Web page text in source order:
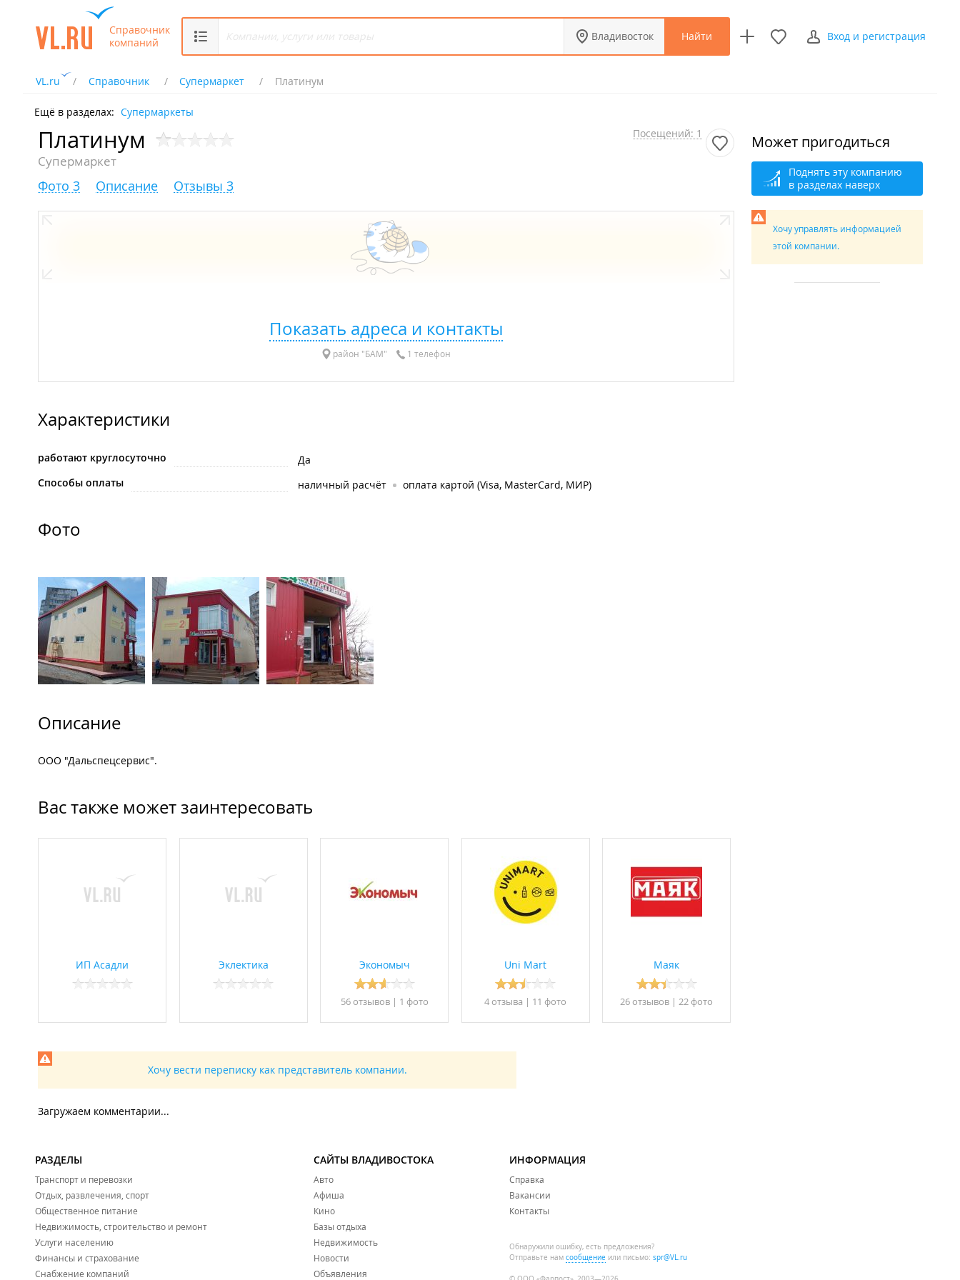
Справочник
компаний
Владивосток Найти Вход и регистрация
VL.ru Справочник Супермаркет Платинум
Ещё в разделах: Супермаркеты
Платинум
Супермаркет
Посещений: 1
Фото 3 Описание Отзывы 3
Показать адреса и контакты
район "БАМ" 1 телефон
Характеристики
работают круглосуточно
Да
Способы оплаты
наличный расчёт оплата картой (Visa, MasterCard, МИР)
Фото
Описание
ООО "Дальспецсервис".
Вас также может заинтересовать
ИП Асадли Эклектика Экономыч
56 отзывов| 1 фото
Uni Mart
4 отзывa | 11 фото
Маяк
26 отзывов | 22 фото
Хочу вести переписку как представитель компании.
Загружаем комментарии...
Может пригодиться
Поднять эту компанию
в разделах наверх
Хочу управлять информацией
этой компании.
РАЗДЕЛЫ
Транспорт и перевозки
Отдых, развлечения, спорт
Общественное питание
Недвижимость, строительство и ремонт
Услуги населению
Финансы и страхование
Снабжение компаний
САЙТЫ ВЛАДИВОСТОКА
Авто
Афиша
Кино
Базы отдыха
Недвижимость
Новости
Объявления
ИНФОРМАЦИЯ
Справка
Вакансии
Контакты
Обнаружили ошибку, есть предложения?
Отправьте нам сообщение или письмо: spr@VL.ru